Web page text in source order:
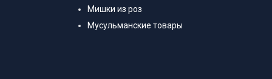
Мишки из роз
Мусульманские товары